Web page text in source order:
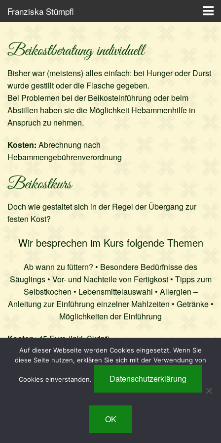
Franziska Stümpfl
Tätigkeitsbereich
Schwangerschaft
Geburtsvorbereitung
Wochenbett
Babymassage
Über mich
Kontakt
Beikostberatung individuell
Bisher war (meistens) alles einfach: bei Hunger oder Durst
wurde gestillt oder die Flasche gegeben.
Bei Problemen bei der Beikosteinführung oder beim
Abstillen haben sie die Möglichkeit Hebammenhilfe in
Anspruch zu nehmen.
Kosten: Abrechnung nach
Hebammengebührenverordnung
Beikostkurs
Doch wie gestaltet sich in der Regel der Übergang zur
festen Kost?
Wir besprechen im Kurs folgende Themen
Ab wann zu füttern? • Besondere Bedürfnisse des
Säuglings • Vor- und Nachteile von Fertigkost • Tipps zum
Selbstkochen • Lebensmittelauswahl • Allergien –
Anleitung zur Einführung einzelner Mahlzeiten • Getränke •
Möglichkeiten der Einführung
Kosten:45 Euro (inkl. Skript)
Dauer:ca. 2- 3 Stunden
zur Kursliste & Anmeldung
Auf dieser Webseite werden Cookies eingesetzt. Wenn Sie
diese Seite nutzen, erklären Sie sich mit der Verwendung von
Cookies einverstanden. Datenschutzerklärung
OK